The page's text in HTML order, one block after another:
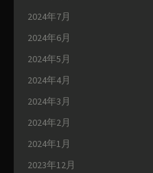
2024年7月
2024年6月
2024年5月
2024年4月
2024年3月
2024年2月
2024年1月
2023年12月